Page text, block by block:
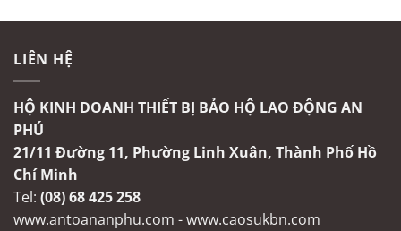
LIÊN HỆ
HỘ KINH DOANH THIẾT BỊ BẢO HỘ LAO ĐỘNG AN
PHÚ
21/11 Đường 11, Phường Linh Xuân, Thành Phố Hồ
Chí Minh
Tel: (08) 68 425 258
www.antoananphu.com -www.caosukbn.com